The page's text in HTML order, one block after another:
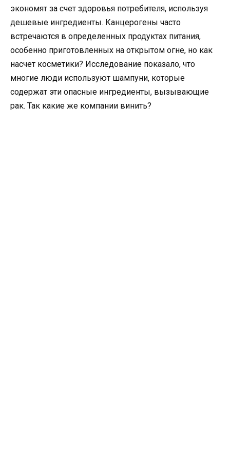
экономят за счет здоровья потребителя, используя
дешевые ингредиенты. Канцерогены часто
встречаются в определенных продуктах питания,
особенно приготовленных на открытом огне, но как
насчет косметики? Исследование показало, что
многие люди используют шампуни, которые
содержат эти опасные ингредиенты, вызывающие
рак. Так какие же компании винить?